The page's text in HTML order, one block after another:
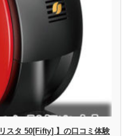
スタ 50[Fifty] 】の口コミ体験